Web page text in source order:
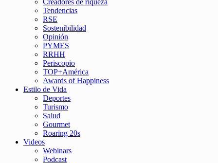
Creadores de riqueza
Tendencias
RSE
Sostenibilidad
Opinión
PYMES
RRHH
Periscopio
TOP+América
Awards of Happiness
Estilo de Vida
Deportes
Turismo
Salud
Gourmet
Roaring 20s
Videos
Webinars
Podcast